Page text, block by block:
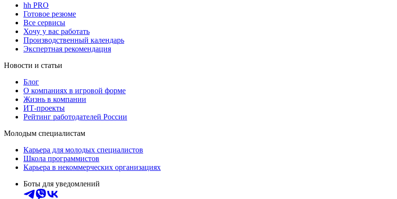
hh PRO
Готовое резюме
Все сервисы
Хочу у вас работать
Производственный календарь
Экспертная рекомендация
Новости и статьи
Блог
О компаниях в игровой форме
Жизнь в компании
ИТ-проекты
Рейтинг работодателей России
Молодым специалистам
Карьера для молодых специалистов
Школа программистов
Карьера в некоммерческих организациях
Боты для уведомлений